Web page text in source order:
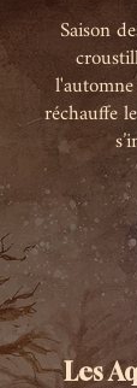
Saison
réchauffe
Les